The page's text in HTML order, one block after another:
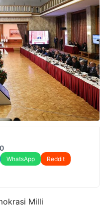
WhatsApp
Reddit
Milli